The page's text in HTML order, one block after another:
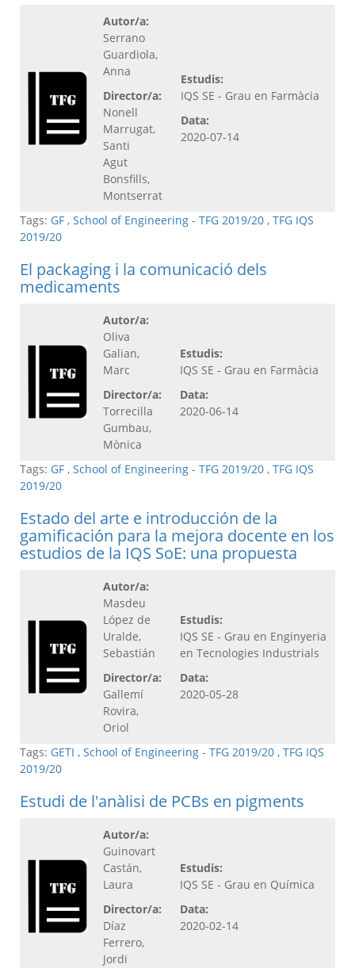
Autor/a:
Serrano
Guardiola,
Anna
Director/a:
Nonell
Marrugat,
Santi
Agut
Bonsfills,
Montserrat
Estudis:
IQS SE - Grau en Farmàcia
Data:
2020-07-14
Tags: GF , School of Engineering - TFG 2019/20 , TFG IQS
2019/20
El packaging i la comunicació dels
medicaments
Autor/a:
Oliva
Galian,
Marc
Director/a:
Torrecilla
Gumbau,
Mònica
Estudis:
IQS SE - Grau en Farmàcia
Data:
2020-06-14
Tags: GF , School of Engineering - TFG 2019/20 , TFG IQS
2019/20
Estado del arte e introducción de la
gamificación para la mejora docente en los
estudios de la IQS SoE: una propuesta
Autor/a:
Masdeu
López de
Uralde,
Sebastián
Director/a:
Gallemí
Rovira,
Oriol
Estudis:
IQS SE - Grau en Enginyeria
en Tecnologies Industrials
Data:
2020-05-28
Tags: GETI , School of Engineering - TFG 2019/20 , TFG IQS
2019/20
Estudi de l'anàlisi de PCBs en pigments
Autor/a:
Guinovart
Castán,
Laura
Director/a:
Díaz
Ferrero,
Jordi
Estudis:
IQS SE - Grau en Química
Data:
2020-02-14